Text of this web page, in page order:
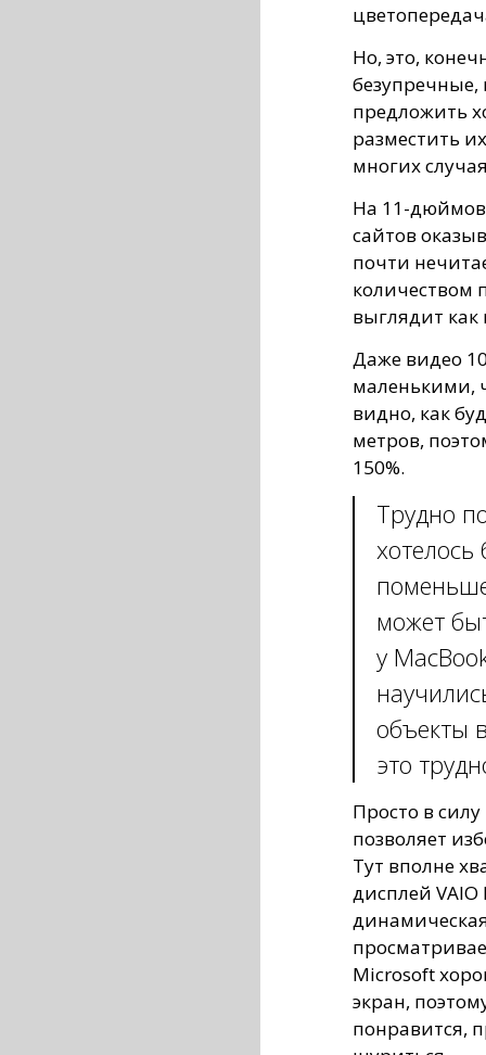
Но, это,
безупречные,
предложить
разместить
многих
На 11-
сайтов
почти
количеством
выглядит как
Даже видео
маленькими,
видно, как
метров,
150%.
Трудно
может
у
объекты
это
Просто в
позволяет
Тут вполне
дисплей
Microsoft
экран,
понравится,